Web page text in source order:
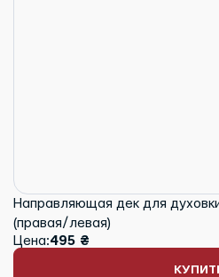
Направляющая дек для
(правая/левая)
Цена:495 ₴